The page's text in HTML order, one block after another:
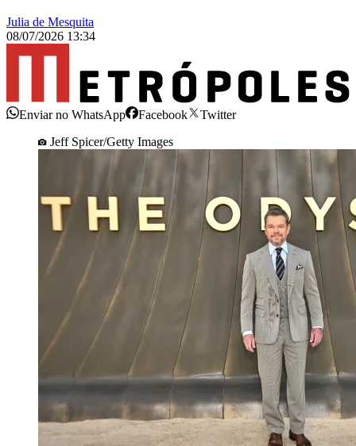
Julia de Mesquita
08/07/2026 13:34
Enviar no WhatsApp Facebook
Twitter
Jeff Spicer/Getty Images